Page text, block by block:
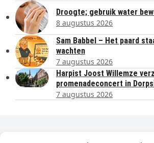
Droogte; gebruik water
8 augustus 2026
Sam Babbel – Het paard
wachten
7 augustus 2026
Harpist Joost Willemze
promenadeconcert in
7 augustus 2026